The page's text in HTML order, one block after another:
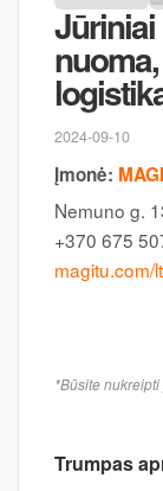
Jūriniai
2024-09-10
Įmonė:
Nemuno g.
+370 675
magitu.com/lt
*Būsite
Trumpas